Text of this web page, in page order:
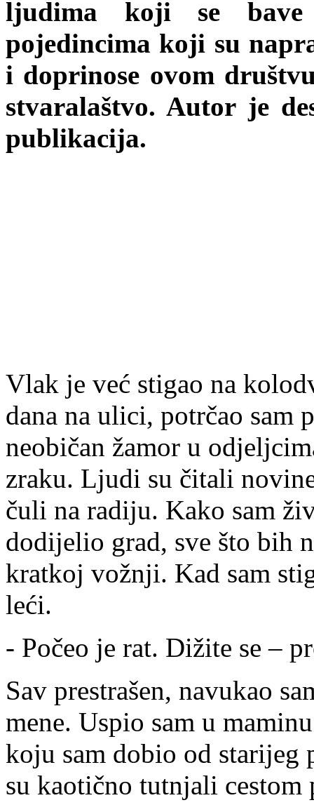
ljudima koji se
pojedincima koji su
i doprinose ovom
stvaralaštvo. Autor je
publikacija.
Vlak je već stigao na
dana na ulici, potrčao sam
neobičan žamor u
zraku. Ljudi su čitali
čuli na radiju. Kako sam
dodijelio grad, sve što bih
kratkoj vožnji. Kad sam
leći.
- Počeo je rat. Dižite se –
Sav prestrašen, navukao
mene. Uspio sam u
koju sam dobio od
su kaotično tutnjali cestom